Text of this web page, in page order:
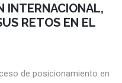
INTERNACIONAL,
RETOS EN EL
de posicionamiento en